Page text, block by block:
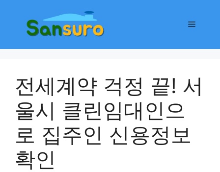
메
전세계약 걱정 끝! 서
울시 클린임대인으
로 집주인 신용정보
확인